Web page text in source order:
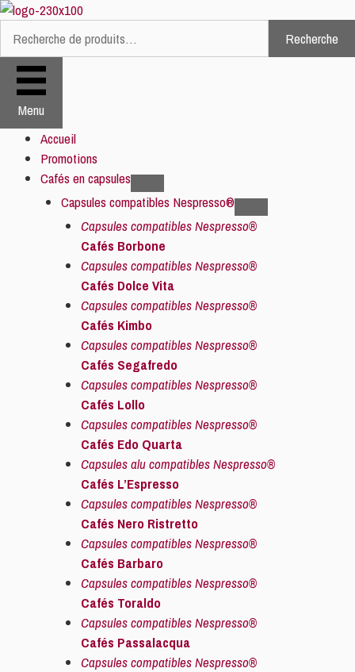
Aller
contenu
Recherche
pour :
Recherche
Menu
Accueil
Promotions
Cafés en capsules
Capsules compatibles Nespresso®
Capsules compatibles Nespresso®
Cafés Borbone
Capsules compatibles Nespresso®
Cafés Dolce Vita
Capsules compatibles Nespresso®
Cafés Kimbo
Capsules compatibles Nespresso®
Cafés Segafredo
Capsules compatibles Nespresso®
Cafés Lollo
Capsules compatibles Nespresso®
Cafés Edo Quarta
Capsules alu compatibles Nespresso®
Cafés L’Espresso
Capsules compatibles Nespresso®
Cafés Nero Ristretto
Capsules compatibles Nespresso®
Cafés Barbaro
Capsules compatibles Nespresso®
Cafés Toraldo
Capsules compatibles Nespresso®
Cafés Passalacqua
Capsules compatibles Nespresso®